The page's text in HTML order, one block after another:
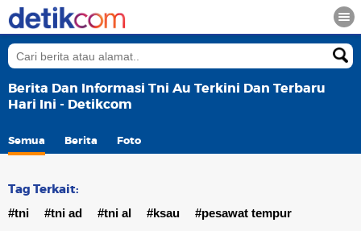
Berita Dan Informasi Tni Au Terkini Dan Terbaru
Hari Ini - Detikcom
Semua Berita Foto
Tag Terkait:
#tni #tni ad #tni al #ksau
#pesawat tempur